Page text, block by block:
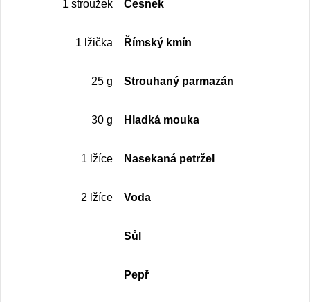
1 stroužek Česnek
1 lžička Římský kmín
25 g Strouhaný parmazán
30 g Hladká mouka
1 lžíce Nasekaná petržel
2 lžíce Voda
Sůl
Pepř